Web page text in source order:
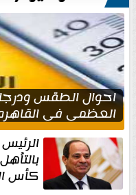
احوال الطقس
العظمى في القاهره 36
كأس